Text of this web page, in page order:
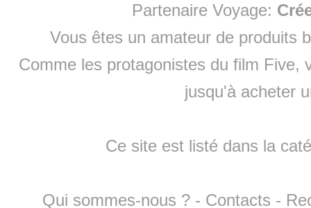
Partenaire Voyage:
Vous êtes un amateur de produits
Comme les protagonistes du film Five,
jusqu'à acheter
Ce site est listé dans la
Qui sommes-nous ? - Contacts -